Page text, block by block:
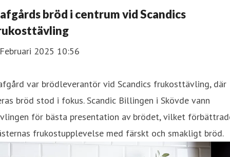
bröd i centrum vid Scandics
2025 10:56
var brödleverantör vid Scandics frukosttävling, där
bröd stod i fokus. Scandic Billingen i Skövde vann
för bästa presentation av brödet, vilket
frukostupplevelse med färskt och smakligt bröd.